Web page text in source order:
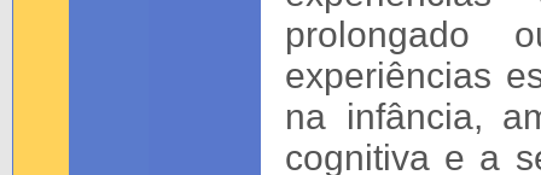
prolongado
experiências
na infância,
cognitiva e a